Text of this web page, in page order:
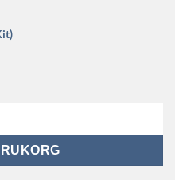
Kit) mängd